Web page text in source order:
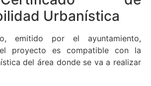
Urbanística
emitido por el ayuntamiento,
proyecto es compatible con la
del área donde se va a realizar